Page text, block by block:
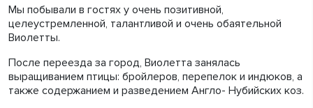
Мы побывали в гостях у очень позитивной,
целеустремленной, талантливой и очень обаятельной
Виолетты.
После переезда за город, Виолетта занялась
выращиванием птицы: бройлеров, перепелок и индюков, а
также содержанием и разведением Англо- Нубийских коз.